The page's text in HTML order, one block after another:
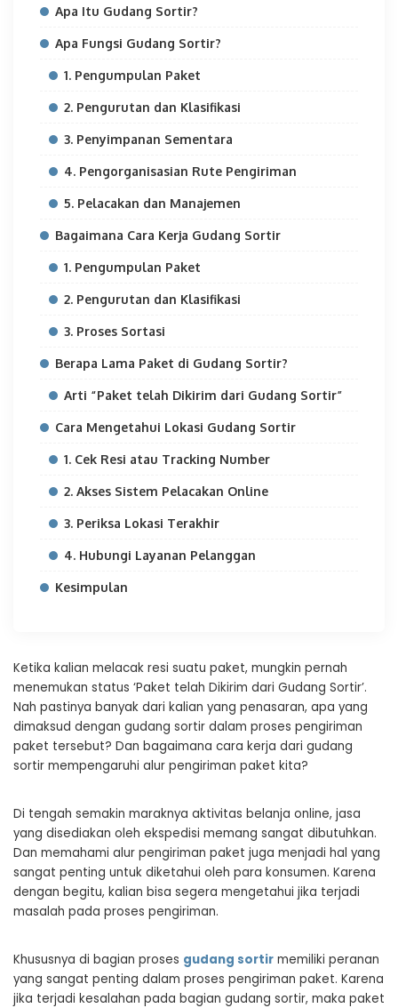
Apa Itu Gudang Sortir?
Apa Fungsi Gudang Sortir?
1. Pengumpulan Paket
2. Pengurutan dan Klasifikasi
3. Penyimpanan Sementara
4. Pengorganisasian Rute Pengiriman
5. Pelacakan dan Manajemen
Bagaimana Cara Kerja Gudang Sortir
1. Pengumpulan Paket
2. Pengurutan dan Klasifikasi
3. Proses Sortasi
Berapa Lama Paket di Gudang Sortir?
Arti “Paket telah Dikirim dari Gudang Sortir”
Cara Mengetahui Lokasi Gudang Sortir
1. Cek Resi atau Tracking Number
2. Akses Sistem Pelacakan Online
3. Periksa Lokasi Terakhir
4. Hubungi Layanan Pelanggan
Kesimpulan
Ketika kalian melacak resi suatu paket, mungkin pernah
menemukan status ‘Paket telah Dikirim dari Gudang Sortir’.
Nah pastinya banyak dari kalian yang penasaran, apa yang
dimaksud dengan gudang sortir dalam proses pengiriman
paket tersebut? Dan bagaimana cara kerja dari gudang
sortir mempengaruhi alur pengiriman paket kita?
Di tengah semakin maraknya aktivitas belanja online, jasa
yang disediakan oleh ekspedisi memang sangat dibutuhkan.
Dan memahami alur pengiriman paket juga menjadi hal yang
sangat penting untuk diketahui oleh para konsumen. Karena
dengan begitu, kalian bisa segera mengetahui jika terjadi
masalah pada proses pengiriman.
Khususnya di bagian proses gudang sortir memiliki peranan
yang sangat penting dalam proses pengiriman paket. Karena
jika terjadi kesalahan pada bagian gudang sortir, maka paket